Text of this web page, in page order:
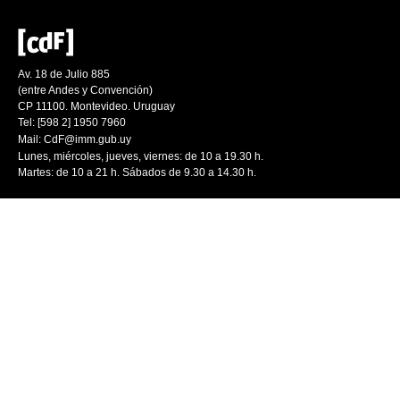
Av. 18 de Julio 885
(entre Andes y Convención)
CP 11100. Montevideo. Uruguay
Tel: [598 2] 1950 7960
Mail: CdF@imm.gub.uy
Lunes, miércoles, jueves, viernes: de 10 a 19.30 h.
Martes: de 10 a 21 h. Sábados de 9.30 a 14.30 h.